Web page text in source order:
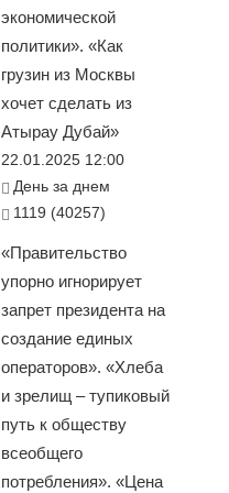
экономической
политики». «Как
грузин из Москвы
хочет сделать из
Атырау Дубай»
22.01.2025 12:00
День за днем
1119 (40257)
«Правительство
упорно игнорирует
запрет президента на
создание единых
операторов». «Хлеба
и зрелищ – тупиковый
путь к обществу
всеобщего
потребления». «Цена